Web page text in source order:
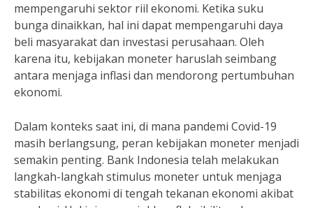
mempengaruhi sektor riil ekonomi. Ketika suku
bunga dinaikkan, hal ini dapat mempengaruhi daya
beli masyarakat dan investasi perusahaan. Oleh
karena itu, kebijakan moneter haruslah seimbang
antara menjaga inflasi dan mendorong pertumbuhan
ekonomi.
Dalam konteks saat ini, di mana pandemi Covid-19
masih berlangsung, peran kebijakan moneter menjadi
semakin penting. Bank Indonesia telah melakukan
langkah-langkah stimulus moneter untuk menjaga
stabilitas ekonomi di tengah tekanan ekonomi akibat